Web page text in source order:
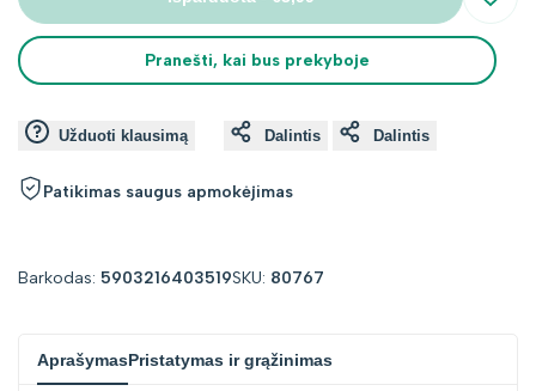
Pranešti, kai bus prekyboje
Užduoti klausimą Dalintis Dalintis
Patikimas saugus apmokėjimas
Barkodas: 5903216403519SKU: 80767
AprašymasPristatymas ir grąžinimas